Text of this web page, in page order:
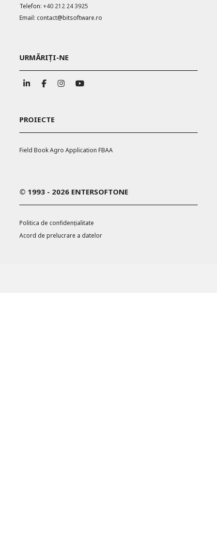
Telefon: +40 212 24 3925
Email: contact@bitsoftware.ro
URMĂRIȚI-NE
PROIECTE
Field Book Agro Application FBAA
© 1993 - 2026 ENTERSOFTONE
Politica de confidențialitate
Acord de prelucrare a datelor